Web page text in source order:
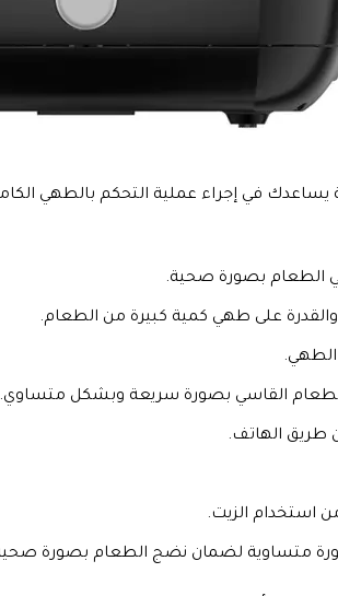
تطبيق ذكي ومتميز للغاية يساعدك في إجراء عملية
الطعام بصورة صحية.
طريق الهاتف.
متساوية لضمان نضج الطعام بصورة